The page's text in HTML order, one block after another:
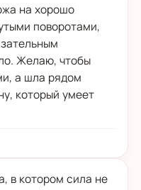
на хорошо
поворотами,
Желаю, чтобы
а шла рядом
который умеет
в котором сила не